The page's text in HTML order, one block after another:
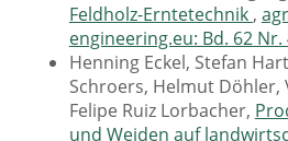
Feldholz-Erntetechnik,
engineering.eu: Bd. 62 Nr.
Henning Eckel, Stefan
Schroers, Helmut Döhler,
Felipe Ruiz Lorbacher,
und Weiden auf